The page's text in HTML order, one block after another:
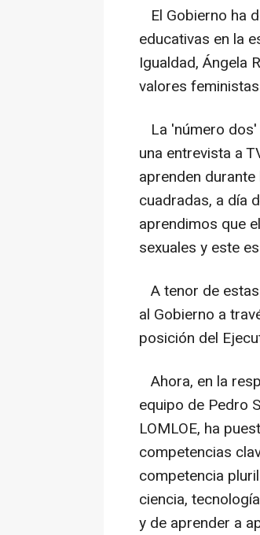
El Gobierno ha
educativas en la
Igualdad, Ángela
valores
La 'número
una entrevista a
aprenden
cuadradas, a día
aprendimos que
sexuales y este
A tenor de
al Gobierno a
posición del
Ahora, en la
equipo de Pedro
LOMLOE, ha
competencias
competencia
ciencia,
y de aprender a